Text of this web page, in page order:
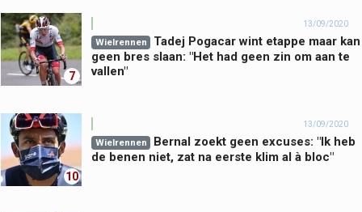
7
13/09/2020
Wielrennen
Tadej Pogacar wint etappe maar kan
geen bres slaan: "Het had geen zin om aan te
vallen"
10
13/09/2020
Wielrennen
Bernal zoekt geen excuses: "Ik heb
de benen niet, zat na eerste klim al à bloc"